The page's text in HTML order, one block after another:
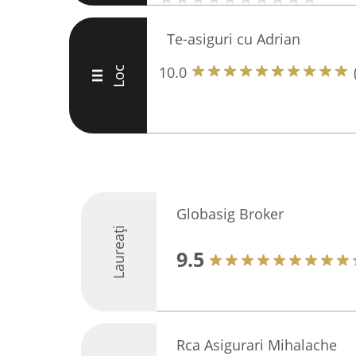
III Loc
Te-asiguri cu Adrian
10.0
Laureați
Globasig Broker
9.5
Rca Asigurari Mihalache